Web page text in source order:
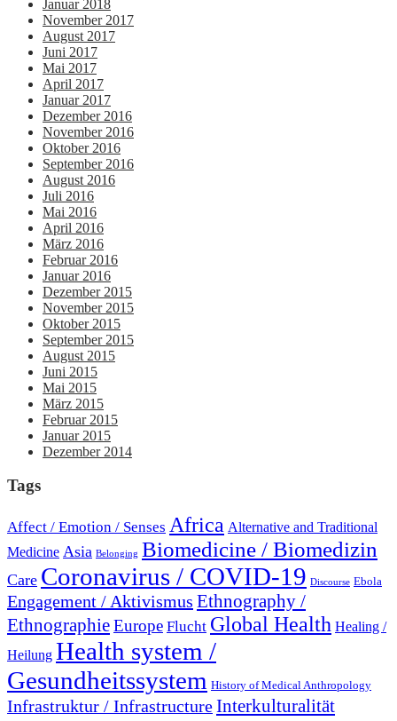
Januar 2018
November 2017
August 2017
Juni 2017
Mai 2017
April 2017
Januar 2017
Dezember 2016
November 2016
Oktober 2016
September 2016
August 2016
Juli 2016
Mai 2016
April 2016
März 2016
Februar 2016
Januar 2016
Dezember 2015
November 2015
Oktober 2015
September 2015
August 2015
Juni 2015
Mai 2015
März 2015
Februar 2015
Januar 2015
Dezember 2014
Tags
Affect / Emotion / Senses Africa Alternative and Traditional
Medicine Asia Belonging Biomedicine / Biomedizin
Care Coronavirus / COVID-19 Discourse Ebola
Engagement / Aktivismus Ethnography /
EthnographieEurope Flucht Global Health Healing /
Heilung Health system /
Gesundheitssystem History of Medical Anthropology
Infrastruktur / InfrastructureInterkulturalität